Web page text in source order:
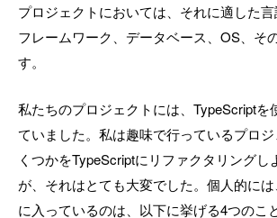
プロジェクトにおいては、それに適した言
フレームワーク、データベース、OS、そ
す。
私たちのプロジェクトには、TypeScriptを
ていました。私は趣味で行っているプロ
くつかをTypeScriptにリファクタリングし
が、それはとても大変でした。個人的に
に入っているのは、以下に挙げる4つのこ